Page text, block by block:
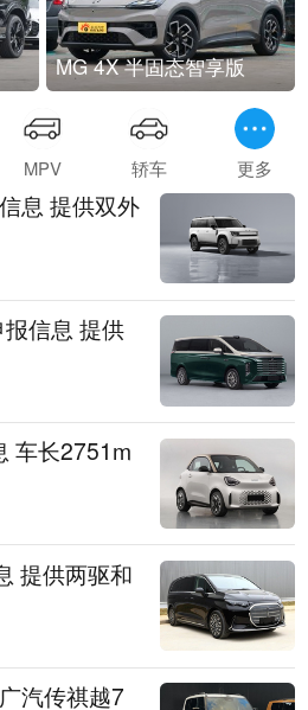
MG 4X 半固态智享版
MPV 轿车 更多
息 提供双外
信息 提供
车长2751m
提供两驱和
汽传祺越7